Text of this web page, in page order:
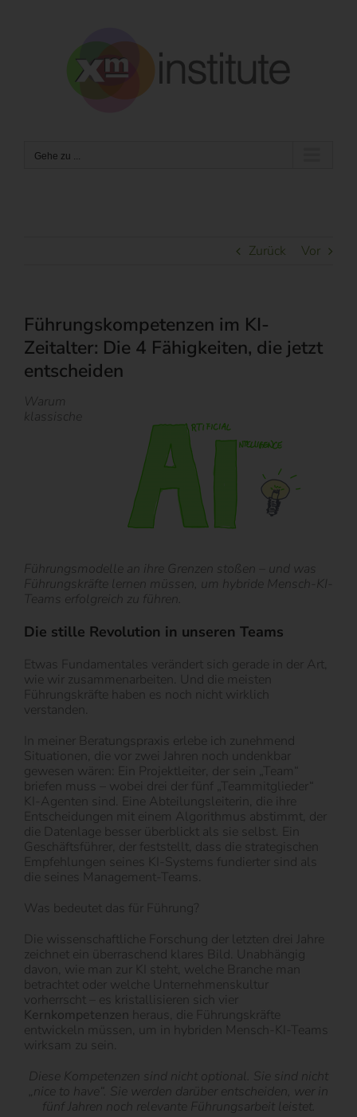
Gehe zu ...
Zurück Vor
Führungskompetenzen im KI-
Zeitalter: Die 4 Fähigkeiten, die jetzt
entscheiden
Warum
klassische
Führungsmodelle an ihre Grenzen stoßen – und was
Führungskräfte lernen müssen, um hybride Mensch-KI-
Teams erfolgreich zu führen.
Die stille Revolution in unseren Teams
Etwas Fundamentales verändert sich gerade in der Art,
wie wir zusammenarbeiten. Und die meisten
Führungskräfte haben es noch nicht wirklich
verstanden.
In meiner Beratungspraxis erlebe ich zunehmend
Situationen, die vor zwei Jahren noch undenkbar
gewesen wären: Ein Projektleiter, der sein „Team“
briefen muss – wobei drei der fünf „Teammitglieder“
KI-Agenten sind. Eine Abteilungsleiterin, die ihre
Entscheidungen mit einem Algorithmus abstimmt, der
die Datenlage besser überblickt als sie selbst. Ein
Geschäftsführer, der feststellt, dass die strategischen
Empfehlungen seines KI-Systems fundierter sind als
die seines Management-Teams.
Was bedeutet das für Führung?
Die wissenschaftliche Forschung der letzten drei Jahre
zeichnet ein überraschend klares Bild. Unabhängig
davon, wie man zur KI steht, welche Branche man
betrachtet oder welche Unternehmenskultur
vorherrscht – es kristallisieren sich vier
Kernkompetenzen heraus, die Führungskräfte
entwickeln müssen, um in hybriden Mensch-KI-Teams
wirksam zu sein.
Diese Kompetenzen sind nicht optional. Sie sind nicht
„nice to have“. Sie werden darüber entscheiden, wer in
fünf Jahren noch relevante Führungsarbeit leistet.